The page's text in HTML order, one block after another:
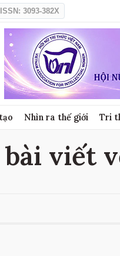
ISSN: 3093-382X
Nhìn ra thế giới Tri
viết